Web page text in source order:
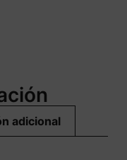
adicional